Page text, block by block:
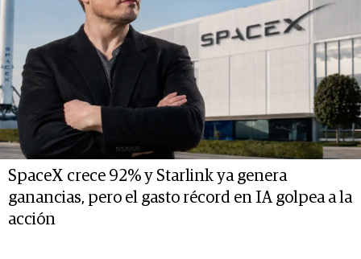
SpaceX crece 92% y Starlink ya genera
ganancias, pero el gasto récord en IA golpea a la
acción